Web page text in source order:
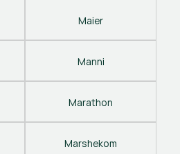
Maier
Manni
Marathon
Marshekom